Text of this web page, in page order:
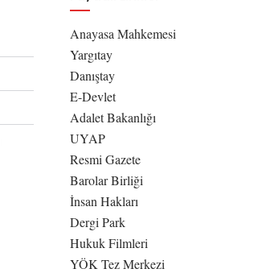
Anayasa Mahkemesi
Yargıtay
Danıştay
E-Devlet
Adalet Bakanlığı
UYAP
Resmi Gazete
Barolar Birliği
İnsan Hakları
Dergi Park
Hukuk Filmleri
YÖK Tez Merkezi